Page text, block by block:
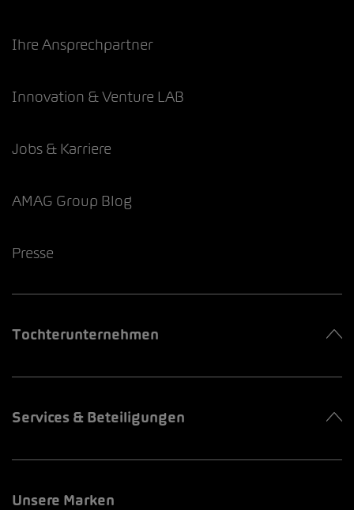
Ihre Ansprechpartner
Innovation & Venture LAB
Jobs & Karriere
AMAG Group Blog
Presse
Tochterunternehmen
Services & Beteiligungen
Unsere Marken